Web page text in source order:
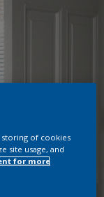
storing of cookies
site usage, and
for more